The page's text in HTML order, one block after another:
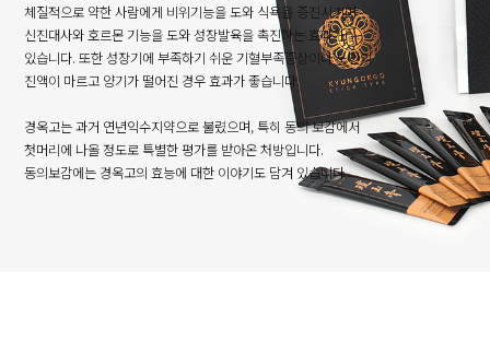
체질적으로 약한 사람에게 비위기능을 도와 식욕을 증진시키며
신진대사와 호르몬 기능을 도와 성장발육을 촉진하는 효과가
있습니다. 또한 성장기에 부족하기 쉬운 기혈부족증상이나 노인의
진액이 마르고 양기가 떨어진 경우 효과가 좋습니다.
경옥고는 과거 연년익수지약으로 불렸으며, 특히 동의 보감에서
첫머리에 나올 정도로 특별한 평가를 받아온 처방입니다.
동의보감에는 경옥고의 효능에 대한 이야기도 담겨 있습니다.